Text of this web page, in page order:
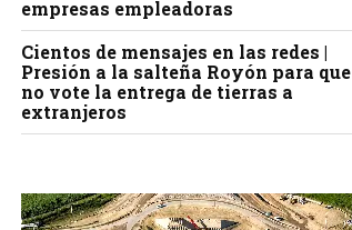
empresas empleadoras
Cientos de mensajes en las redes |
Presión a la salteña Royón para que
no vote la entrega de tierras a
extranjeros